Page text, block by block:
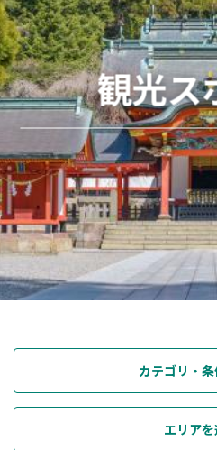
観光ス
カテゴリ・
エリア